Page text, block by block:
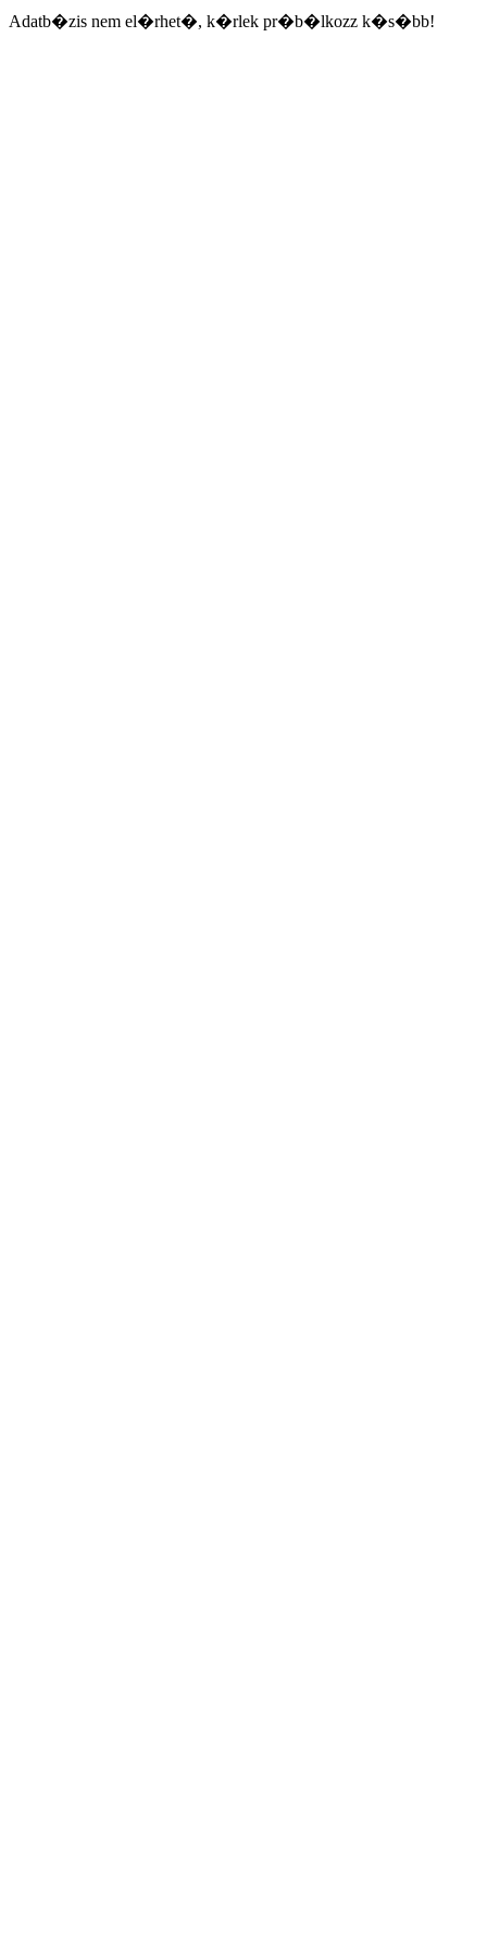
Adatb�zis nem el�rhet�, k�rlek pr�b�lkozz k�s�bb!